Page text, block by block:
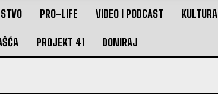
PRO-LIFE VIDEO I PODCAST KULTURA
PROJEKT 41 DONIRAJ